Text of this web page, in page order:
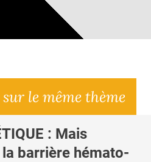
le même thème
: Mais
barrière hémato-